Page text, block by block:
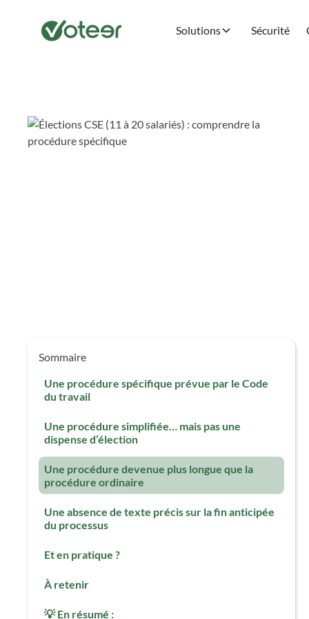
Solutions Sécurité
Sommaire
Une procédure spécifique prévue par le Code
du travail
Une procédure simplifiée… mais pas une
dispense d’élection
Une procédure devenue plus longue que la
procédure ordinaire
‍Une absence de texte précis sur la fin anticipée
du processus
Et en pratique ?
À retenir
💡 En résumé :